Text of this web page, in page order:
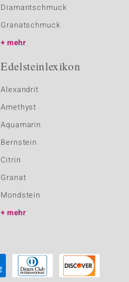
Diamantschmuck
Granatschmuck
mehr
Edelsteinlexikon
Alexandrit
Amethyst
Aquamarin
Bernstein
Citrin
Granat
Mondstein
mehr